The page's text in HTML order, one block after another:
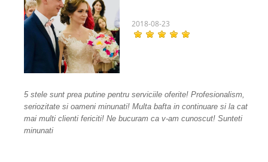
2018-08-23
5 stele sunt prea putine pentru serviciile oferite! Profesionalism,
seriozitate si oameni minunati! Multa bafta in continuare si la cat
mai multi clienti fericiti! Ne bucuram ca v-am cunoscut! Sunteti
minunati